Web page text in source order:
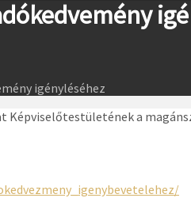
igényléséhez
Képviselőtestületének a